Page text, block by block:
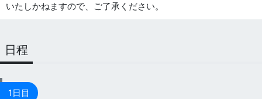
いたしかねますので、ご了承ください。
日程
1日目